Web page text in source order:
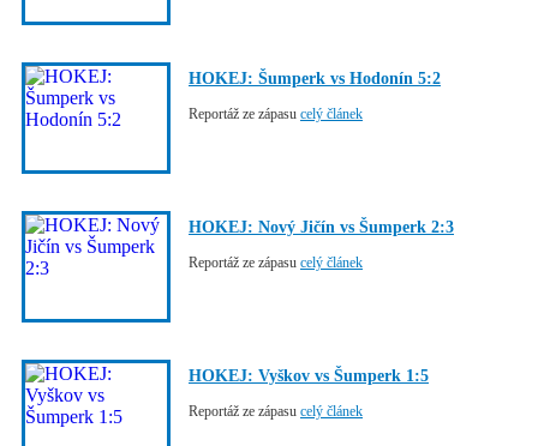
HOKEJ: Šumperk vs Hodonín 5:2
Reportáž ze zápasu celý článek
HOKEJ: Nový Jičín vs Šumperk 2:3
Reportáž ze zápasu celý článek
HOKEJ: Vyškov vs Šumperk 1:5
Reportáž ze zápasu celý článek